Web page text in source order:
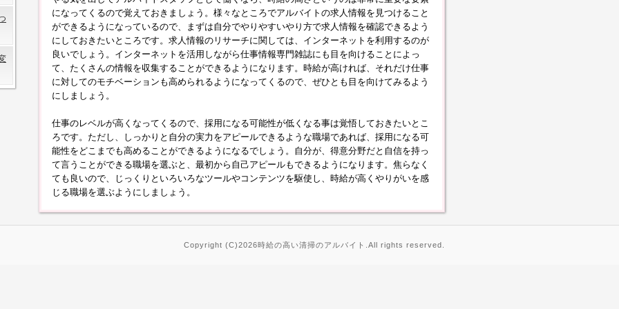
になってくるので覚えておきましょう。様々なところでアルバイトの求人情報を見つけること
ができるようになっているので、まずは自分でやりやすいやり方で求人情報を確認できるよう
にしておきたいところです。求人情報のリサーチに関しては、インターネットを利用するのが
良いでしょう。インターネットを活用しながら仕事情報専門雑誌にも目を向けることによっ
て、たくさんの情報を収集することができるようになります。時給が高ければ、それだけ仕事
に対してのモチベーションも高められるようになってくるので、ぜひとも目を向けてみるよう
にしましょう。
仕事のレベルが高くなってくるので、採用になる可能性が低くなる事は覚悟しておきたいとこ
ろです。ただし、しっかりと自分の実力をアピールできるような職場であれば、採用になる可
能性をどこまでも高めることができるようになるでしょう。自分が、得意分野だと自信を持っ
て言うことができる職場を選ぶと、最初から自己アピールもできるようになります。焦らなく
ても良いので、じっくりといろいろなツールやコンテンツを駆使し、時給が高くやりがいを感
じる職場を選ぶようにしましょう。
Copyright (C)2026時給の高い清掃のアルバイト.All rights reserved.